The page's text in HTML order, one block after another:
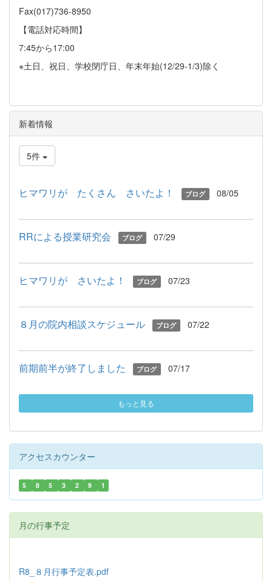
Fax(017)736-8950
【電話対応時間】
7:45から17:00
※土日、祝日、学校閉庁日、年末年始(12/29-1/3)除く
新着情報
5件
ヒマワリが たくさん さいたよ！ ブログ 08/05
RRによる授業研究会 ブログ 07/29
ヒマワリが さいたよ！ ブログ 07/23
８月の院内相談スケジュール ブログ 07/22
前期前半が終了しました ブログ 07/17
もっと見る
アクセスカウンター
5 8 5 3 2 9 1
月の行事予定
R8_８月行事予定表.pdf